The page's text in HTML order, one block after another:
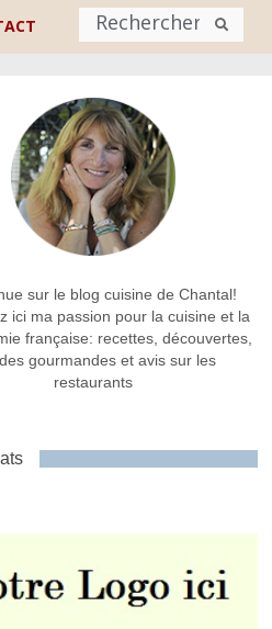
Nom
*
sur le blog cuisine de Chantal!
ici ma passion pour la cuisine et la
française: recettes, découvertes,
gourmandes et avis sur les
restaurants